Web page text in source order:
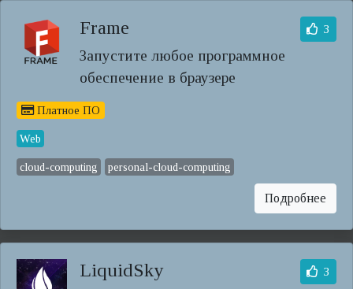
Frame
Запустите любое программное
обеспечение в браузере
3
Платное ПО
Web
cloud-computing personal-cloud-computing
Подробнее
LiquidSky 3